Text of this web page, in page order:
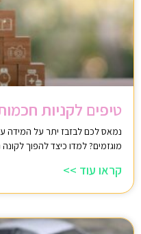
טיפים לקניות
נמאס לכם לבזבז יתר על המידה
מוגזמים? למדו כיצד להפוך לקונה
קראו עוד >>